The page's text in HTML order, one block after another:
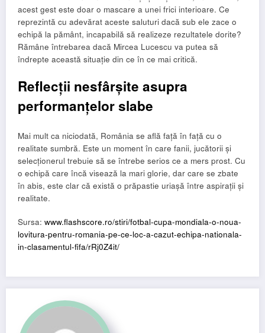
acest gest este doar o mascare a unei frici interioare. Ce
reprezintă cu adevărat aceste saluturi dacă sub ele zace o
echipă la pământ, incapabilă să realizeze rezultatele dorite?
Rămâne întrebarea dacă Mircea Lucescu va putea să
îndrepte această situație din ce în ce mai critică.
Reflecții nesfârșite asupra
performanțelor slabe
Mai mult ca niciodată, România se află față în față cu o
realitate sumbră. Este un moment în care fanii, jucătorii și
selecționerul trebuie să se întrebe serios ce a mers prost. Cu
o echipă care încă visează la mari glorie, dar care se zbate
în abis, este clar că există o prăpastie uriașă între aspirații și
realitate.
Sursa: www.flashscore.ro/stiri/fotbal-cupa-mondiala-o-noua-
lovitura-pentru-romania-pe-ce-loc-a-cazut-echipa-nationala-
in-clasamentul-fifa/rRj0Z4it/